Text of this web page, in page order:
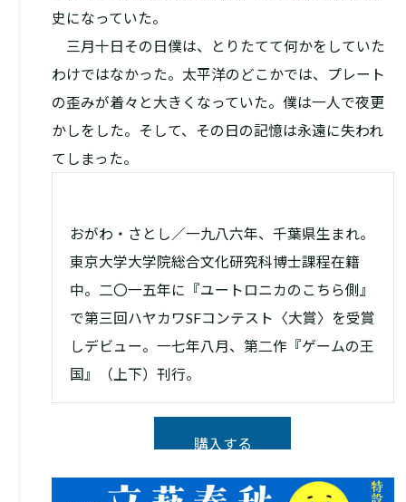
史になっていた。
三月十日――その日僕は、とりたてて何かをしていた
わけではなかった。太平洋のどこかでは、プレート
の歪みが着々と大きくなっていた。僕は一人で夜更
かしをした。そして、その日の記憶は永遠に失われ
てしまった。
おがわ・さとし／一九八六年、千葉県生まれ。
東京大学大学院総合文化研究科博士課程在籍
中。二〇一五年に『ユートロニカのこちら側』
で第三回ハヤカワSFコンテスト〈大賞〉を受賞
しデビュー。一七年八月、第二作『ゲームの王
国』（上下）刊行。
購入する